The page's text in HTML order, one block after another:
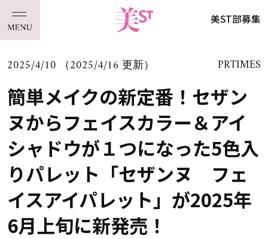
美ST部募集
2025/4/10 （2025/4/16 更新） PRTIMES
簡単メイクの新定番！セザン
ヌからフェイスカラー＆アイ
シャドウが１つになった5色入
りパレット「セザンヌ フェ
イスアイパレット」が2025年
6月上旬に新発売！